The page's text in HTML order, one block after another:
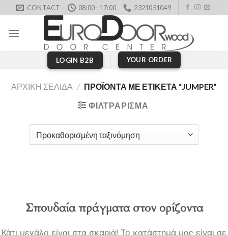
to
content
CONTACT 08:00 - 17:00 2321051049
LOGIN B2B YOUR ORDER
ΑΡΧΙΚΉ ΣΕΛΊΔΑ / ΠΡΟΪΌΝΤΑ ΜΕ ΕΤΙΚΈΤΑ “JUMPER”
ΦΙΛΤΡΆΡΙΣΜΑ
Σπουδαία πράγματα στον ορίζοντα
Κάτι μεγάλο είναι στα σκαριά! Το κατάστημά μας είναι σε